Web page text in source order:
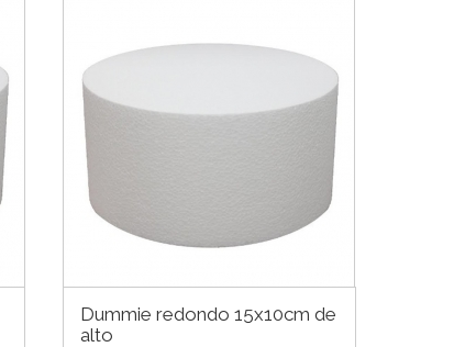
Dummie redondo 15x10cm de
alto